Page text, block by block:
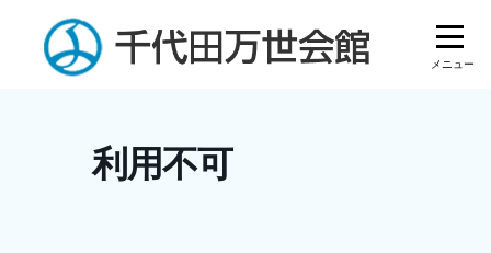
content
利用不可